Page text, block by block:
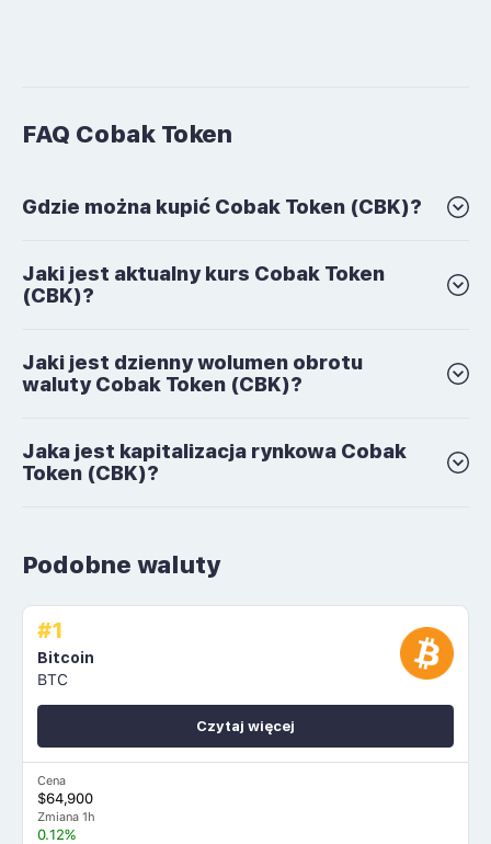
FAQ Cobak Token
Gdzie można kupić Cobak Token (CBK)?
Jaki jest aktualny kurs Cobak Token
(CBK)?
Jaki jest dzienny wolumen obrotu
waluty Cobak Token (CBK)?
Jaka jest kapitalizacja rynkowa Cobak
Token (CBK)?
Podobne waluty
#1
Bitcoin
BTC
Cena
$64,900
Zmiana 1h
0.12%
Czytaj więcej